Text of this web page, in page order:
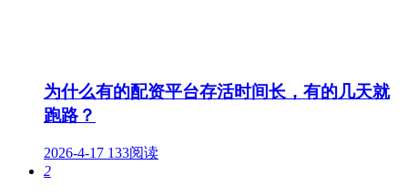
为什么有的配资平台存活时间长，有的几天就
跑路？
2026-4-17 133阅读
2